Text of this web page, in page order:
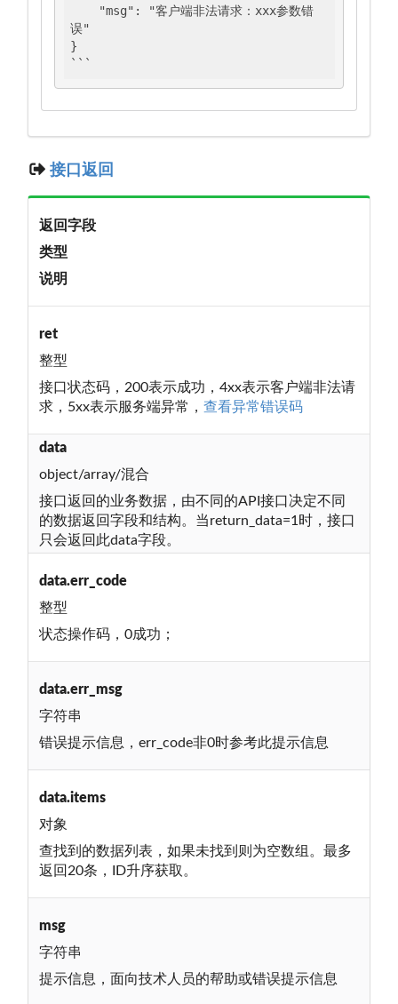
误"
}
```
接口返回
返回字段
类型
说明
ret
整型
接口状态码，200表示成功，4xx表示客户端非法请
求，5xx表示服务端异常， 查看异常错误码
data
object/array/混合
接口返回的业务数据，由不同的API接口决定不同
的数据返回字段和结构。当return_data=1时，接口
只会返回此data字段。
data.err_code
整型
状态操作码，0成功；
data.err_msg
字符串
错误提示信息，err_code非0时参考此提示信息
data.items
对象
查找到的数据列表，如果未找到则为空数组。最多
返回20条，ID升序获取。
msg
字符串
提示信息，面向技术人员的帮助或错误提示信息